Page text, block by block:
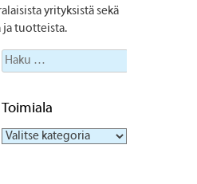
yrityksistä sekä
tuotteista.
Haku:
Toimiala
Toimiala